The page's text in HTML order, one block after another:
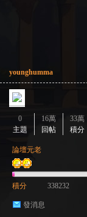
younghumma
0
主題
16萬
回帖
33萬
積分
論壇元老
積分 338232
發消息